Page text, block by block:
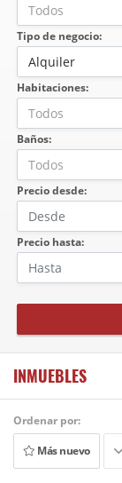
Todos
Tipo de negocio:
Alquiler
Habitaciones:
Todos
Baños:
Todos
Precio desde:
Precio hasta:
INMUEBLES
Ordenar por:
Más nuevo